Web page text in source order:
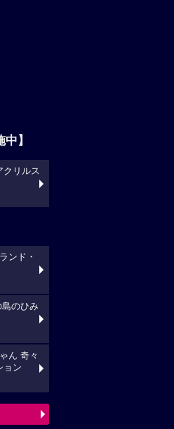
】
クリルス
ンド・
のひみ
ん 奇々
ョン